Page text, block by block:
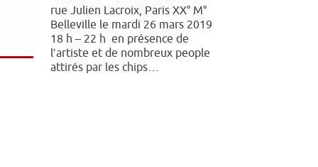
rue Julien Lacroix, Paris XX° M°
Belleville le mardi 26 mars 2019
18 h – 22 h en présence de
l′artiste et de nombreux people
attirés par les chips…